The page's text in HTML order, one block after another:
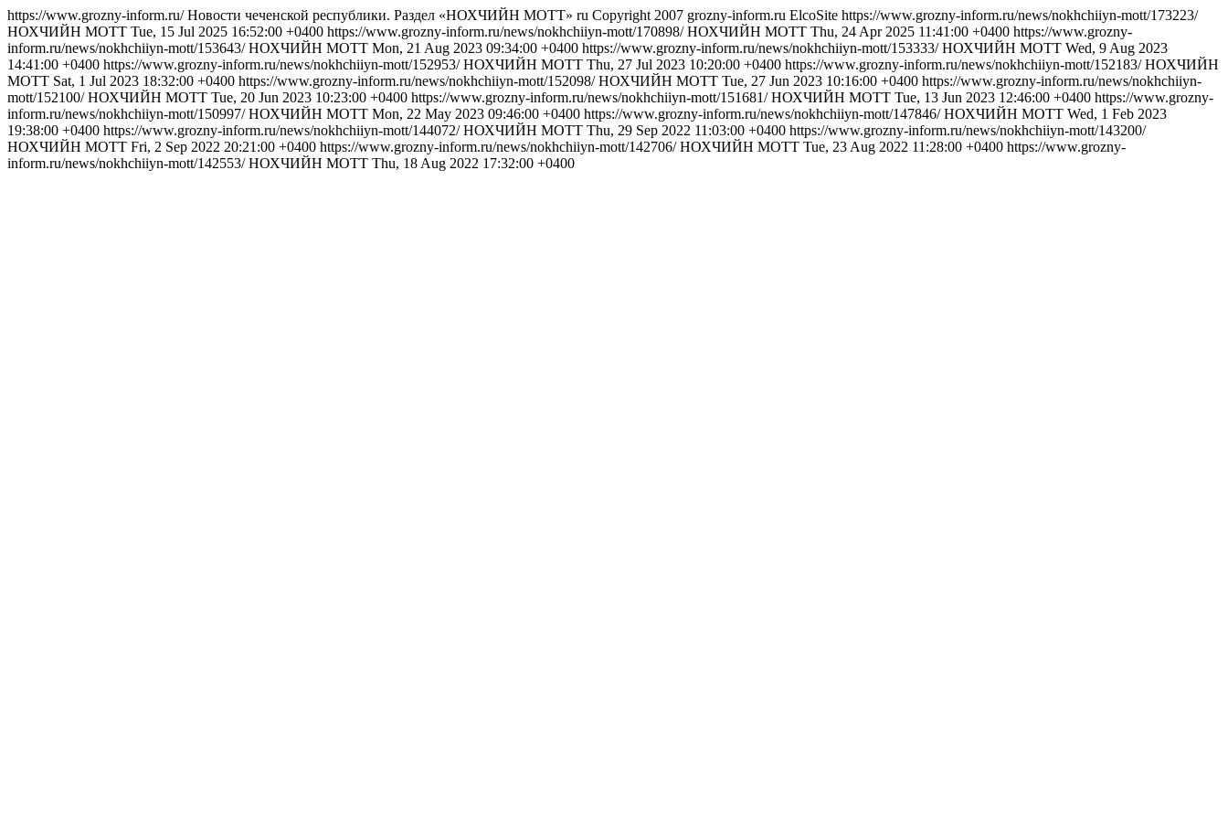
https://www.grozny-inform.ru/Новости чеченской республики. Раздел «НОХЧИЙН МОТТ» ru Copyright 2007 grozny-inform.ru ElcoSite https://www.grozny-inform.ru/news/nokhchiiyn-mott/173223/
НОХЧИЙН МОТТ Tue, 15 Jul 2025 16:52:00 +0400 https://www.grozny-inform.ru/news/nokhchiiyn-mott/170898/НОХЧИЙН МОТТ Thu, 24 Apr 2025 11:41:00 +0400 https://www.grozny-
inform.ru/news/nokhchiiyn-mott/153643/НОХЧИЙН МОТТ Mon, 21 Aug 2023 09:34:00 +0400 https://www.grozny-inform.ru/news/nokhchiiyn-mott/153333/НОХЧИЙН МОТТ Wed, 9 Aug 2023
14:41:00 +0400 https://www.grozny-inform.ru/news/nokhchiiyn-mott/152953/НОХЧИЙН МОТТ Thu, 27 Jul 2023 10:20:00 +0400 https://www.grozny-inform.ru/news/nokhchiiyn-mott/152183/НОХЧИЙН
МОТТ Sat, 1 Jul 2023 18:32:00 +0400 https://www.grozny-inform.ru/news/nokhchiiyn-mott/152098/НОХЧИЙН МОТТ Tue, 27 Jun 2023 10:16:00 +0400 https://www.grozny-inform.ru/news/nokhchiiyn-
mott/152100/НОХЧИЙН МОТТ Tue, 20 Jun 2023 10:23:00 +0400 https://www.grozny-inform.ru/news/nokhchiiyn-mott/151681/НОХЧИЙН МОТТ Tue, 13 Jun 2023 12:46:00 +0400 https://www.grozny-
inform.ru/news/nokhchiiyn-mott/150997/НОХЧИЙН МОТТ Mon, 22 May 2023 09:46:00 +0400 https://www.grozny-inform.ru/news/nokhchiiyn-mott/147846/НОХЧИЙН МОТТ Wed, 1 Feb 2023
19:38:00 +0400 https://www.grozny-inform.ru/news/nokhchiiyn-mott/144072/НОХЧИЙН МОТТ Thu, 29 Sep 2022 11:03:00 +0400 https://www.grozny-inform.ru/news/nokhchiiyn-mott/143200/
НОХЧИЙН МОТТ Fri, 2 Sep 2022 20:21:00 +0400 https://www.grozny-inform.ru/news/nokhchiiyn-mott/142706/НОХЧИЙН МОТТ Tue, 23 Aug 2022 11:28:00 +0400 https://www.grozny-
inform.ru/news/nokhchiiyn-mott/142553/НОХЧИЙН МОТТ Thu, 18 Aug 2022 17:32:00 +0400